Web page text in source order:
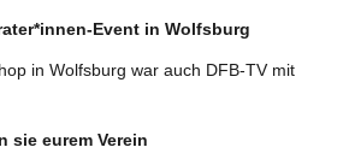
Event in Wolfsburg
in Wolfsburg war auch DFB-TV mit
sie eurem Verein